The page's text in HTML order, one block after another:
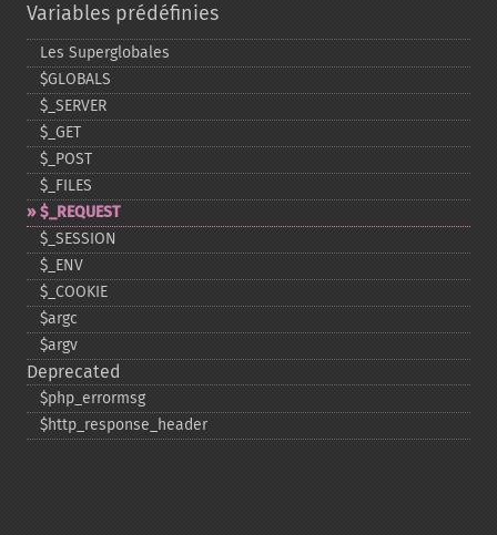
Variables prédéfinies
Les Superglobales
$GLOBALS
$_​SERVER
$_​GET
$_​POST
$_​FILES
$_​REQUEST
$_​SESSION
$_​ENV
$_​COOKIE
$argc
$argv
Deprecated
$php_​errormsg
$http_​response_​header